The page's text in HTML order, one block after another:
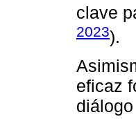
clave
2023).
eficaz